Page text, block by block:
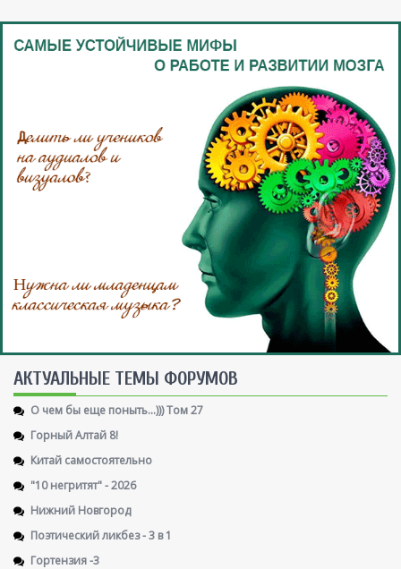
AКТУАЛЬНЫЕ ТЕМЫ ФОРУМОВ
О чем бы еще поныть...))) Том 27
Горный Алтай 8!
Китай самостоятельно
"10 негритят" - 2026
Нижний Новгород
Поэтический ликбез - 3 в 1
Гортензия -3